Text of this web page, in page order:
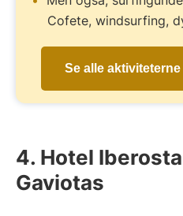
Cofete, windsurfing,
Se alle
4. Hotel
Gaviotas